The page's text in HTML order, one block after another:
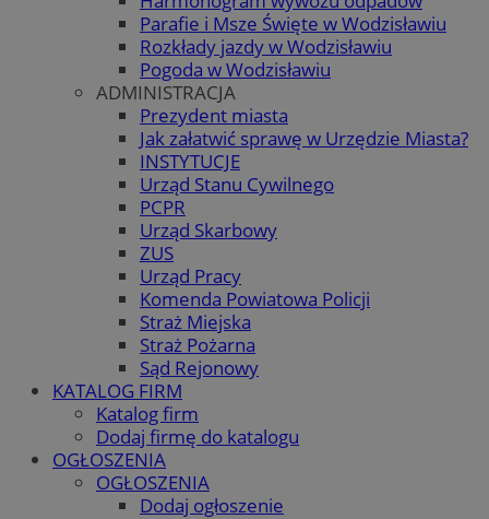
Parafie i Msze Święte w Wodzisławiu
Rozkłady jazdy w Wodzisławiu
Pogoda w Wodzisławiu
ADMINISTRACJA
Prezydent miasta
Jak załatwić sprawę w Urzędzie Miasta?
INSTYTUCJE
Urząd Stanu Cywilnego
PCPR
Urząd Skarbowy
ZUS
Urząd Pracy
Komenda Powiatowa Policji
Straż Miejska
Straż Pożarna
Sąd Rejonowy
KATALOG FIRM
Katalog firm
Dodaj firmę do katalogu
OGŁOSZENIA
OGŁOSZENIA
Dodaj ogłoszenie